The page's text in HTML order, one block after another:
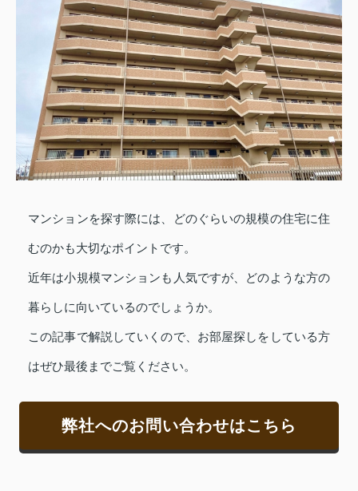
マンションを探す際には、どのぐらいの規模の住宅に住
むのかも大切なポイントです。
近年は小規模マンションも人気ですが、どのような方の
暮らしに向いているのでしょうか。
この記事で解説していくので、お部屋探しをしている方
はぜひ最後までご覧ください。
弊社へのお問い合わせはこちら